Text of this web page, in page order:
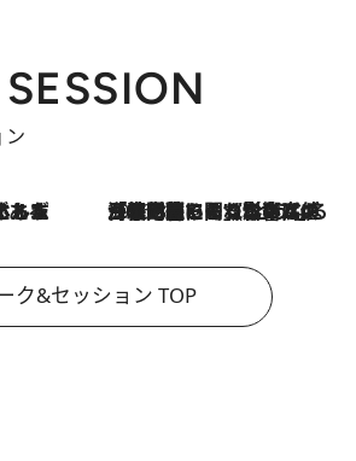
2026.8.3
「住宅建てられない…」「サーチャージ料の高値が続いている」ホルムズ海峡封鎖による影響はいつまで続く？《エネルギー専門家に聞く“どうなる日本の暮らし”》
ク&セッション TOP